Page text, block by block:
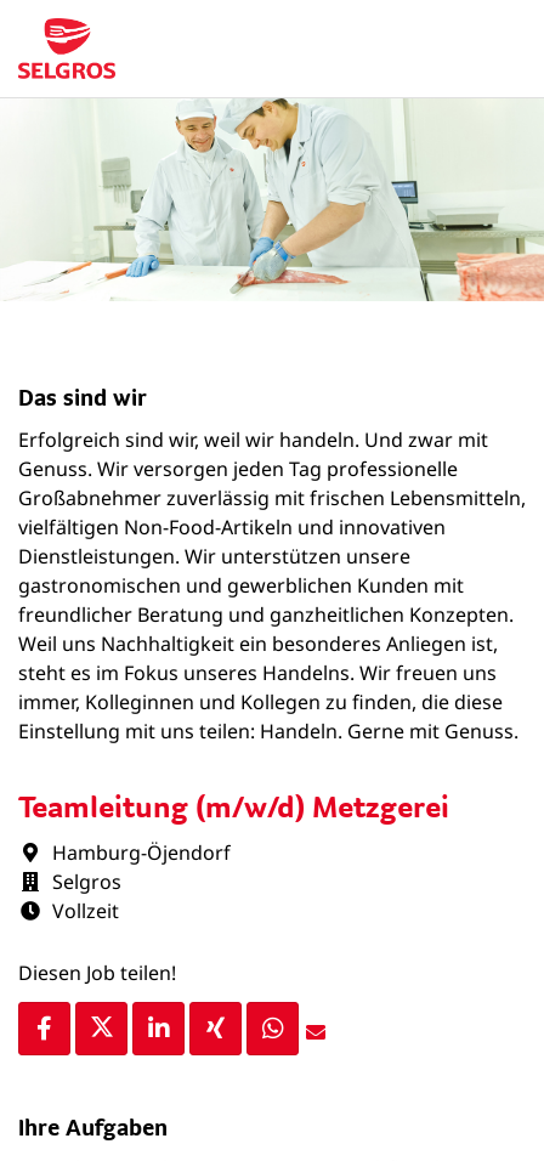
Teamleitung (m/w/d) Metzgerei
Hamburg-Öjendorf
Selgros
Vollzeit
Diesen Job teilen!
Das sind wir
Erfolgreich sind wir, weil wir handeln. Und zwar mit
Genuss. Wir versorgen jeden Tag professionelle
Großabnehmer zuverlässig mit frischen Lebensmitteln,
vielfältigen Non-Food-Artikeln und innovativen
Dienstleistungen. Wir unterstützen unsere
gastronomischen und gewerblichen Kunden mit
freundlicher Beratung und ganzheitlichen Konzepten.
Weil uns Nachhaltigkeit ein besonderes Anliegen ist,
steht es im Fokus unseres Handelns. Wir freuen uns
immer, Kolleginnen und Kollegen zu finden, die diese
Einstellung mit uns teilen: Handeln. Gerne mit Genuss.
Ihre Aufgaben